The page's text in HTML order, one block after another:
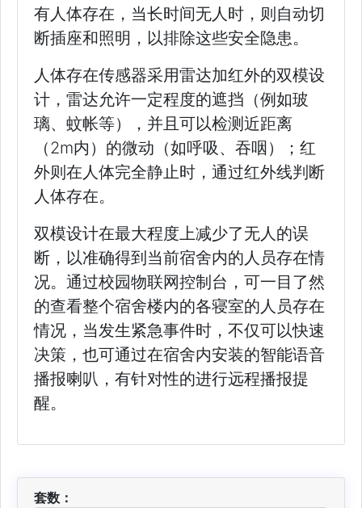
有人体存在，当长时间无人时，则自动切
断插座和照明，以排除这些安全隐患。
人体存在传感器采用雷达加红外的双模设
计，雷达允许一定程度的遮挡（例如玻
璃、蚊帐等），并且可以检测近距离
（2m内）的微动（如呼吸、吞咽）；红
外则在人体完全静止时，通过红外线判断
人体存在。
双模设计在最大程度上减少了无人的误
断，以准确得到当前宿舍内的人员存在情
况。通过校园物联网控制台，可一目了然
的查看整个宿舍楼内的各寝室的人员存在
情况，当发生紧急事件时，不仅可以快速
决策，也可通过在宿舍内安装的智能语音
播报喇叭，有针对性的进行远程播报提
醒。
套数：